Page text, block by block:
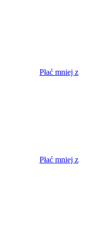
Płać mniej z
Płać mniej z